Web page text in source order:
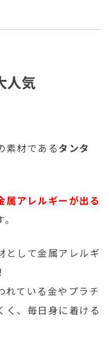
人気
素材であるタンタ
属アレルギーが出る
として金属アレルギ
れている金やプラチ
く、毎日身に着ける